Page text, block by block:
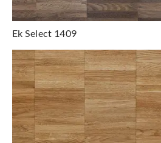
Ek Select 1409